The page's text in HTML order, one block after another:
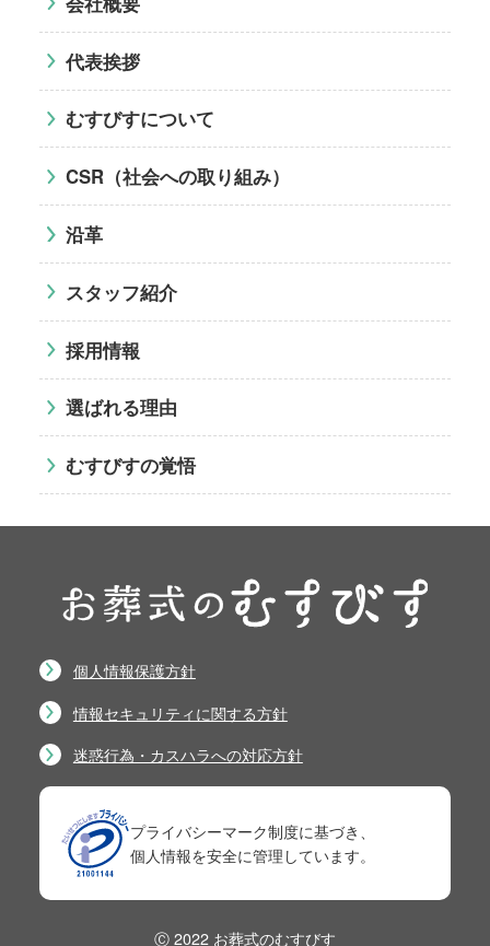
代表挨拶
むすびすについて
CSR（社会への取り組み）
沿革
スタッフ紹介
採用情報
選ばれる理由
むすびすの覚悟
個人情報保護方針
情報セキュリティに関する方針
迷惑行為・カスハラへの対応方針
プライバシーマーク制度に基づき、
個人情報を安全に管理しています。
Ⓒ 2022 お葬式のむすびす